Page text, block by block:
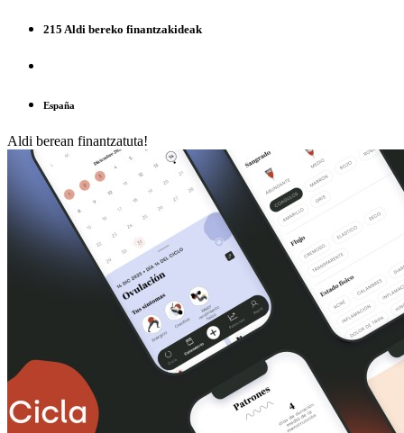
215 Aldi bereko finantzakideak
España
Aldi berean finantzatuta!